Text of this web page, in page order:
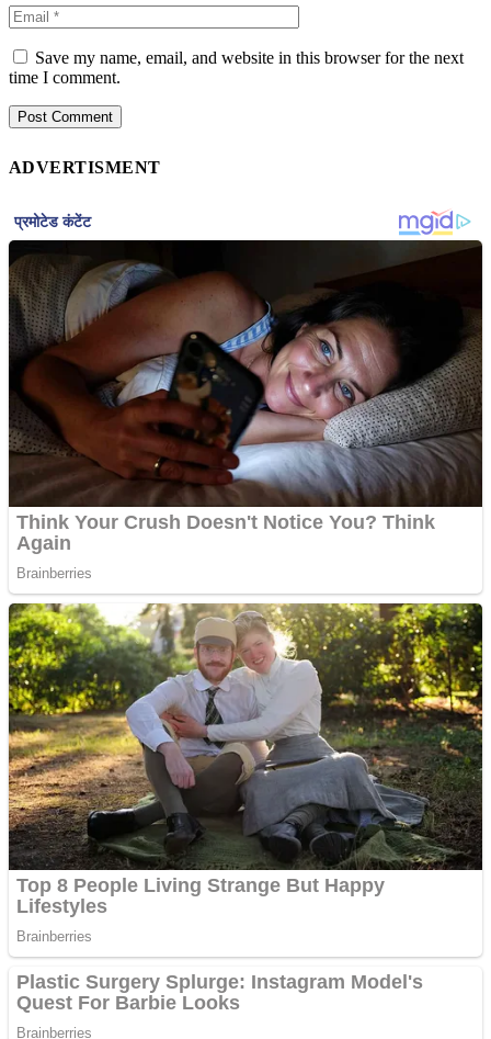
Save my name, email, and website in this browser for the next
time I comment.
ADVERTISMENT